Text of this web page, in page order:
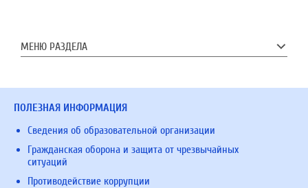
МЕНЮ РАЗДЕЛА
ПОЛЕЗНАЯ ИНФОРМАЦИЯ
Сведения об образовательной организации
Гражданская оборона и защита от чрезвычайных
ситуаций
Противодействие коррупции